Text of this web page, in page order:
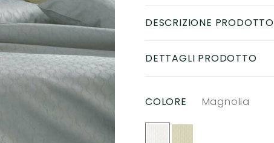
DESCRIZIONE PRODOTTO
DETTAGLI PRODOTTO
COLORE Magnolia